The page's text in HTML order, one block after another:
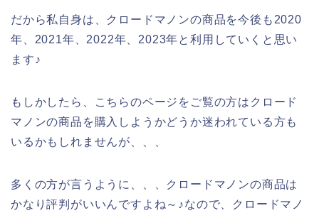
だから私自身は、クロードマノンの商品を今後も2020
年、2021年、2022年、2023年と利用していくと思い
ます♪
もしかしたら、こちらのページをご覧の方はクロード
マノンの商品を購入しようかどうか迷われている方も
いるかもしれませんが、、、
多くの方が言うように、、、クロードマノンの商品は
かなり評判がいいんですよね～♪なので、クロードマノ